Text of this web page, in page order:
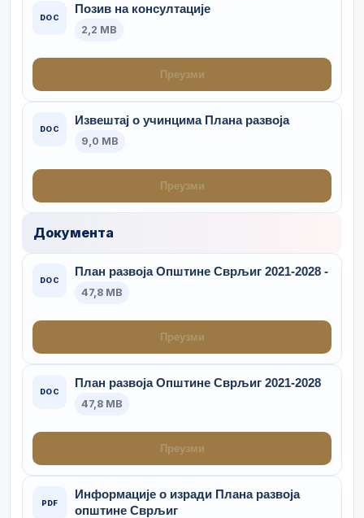
DOC
Позив на консултације
2,2 MB
Преузми
DOC
Извештај о учинцима Плана развоја
9,0 MB
Преузми
Документа
DOC
План развоја Општине Сврљиг 2021-2028 -
47,8 MB
Преузми
DOC
План развоја Општине Сврљиг 2021-2028
47,8 MB
Преузми
PDF
Информације о изради Плана развоја
општине Сврљиг